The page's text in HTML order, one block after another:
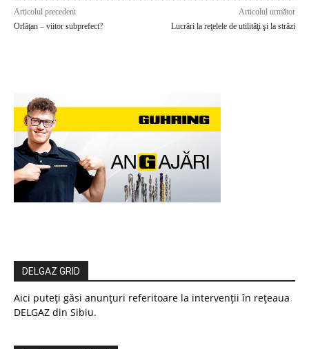
Articolul precedent
Orlăţan – viitor subprefect?
Articolul următor
Lucrări la reţelele de utilităţi şi la străzi
DELGAZ GRID
Aici puteți găsi anunțuri referitoare la intervenții în rețeaua
DELGAZ din Sibiu.